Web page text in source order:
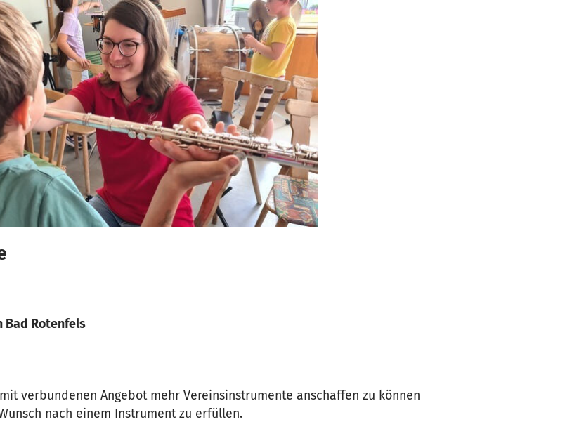
Bad Rotenfels
verbundenen Angebot mehr Vereinsinstrumente anschaffen zu können
nach einem Instrument zu erfüllen.